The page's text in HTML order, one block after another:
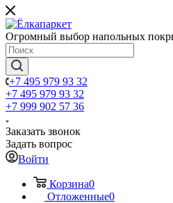
Огромный выбор напольных
+7 495 979 93 32
+7 495 979 93 32
+7 999 902 57 36
Заказать звонок
Задать вопрос
Войти
Корзина0
Отложенные0